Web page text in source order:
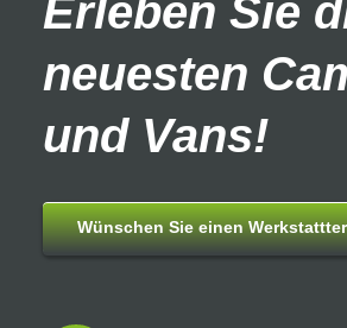
Erleben Sie
neuesten
und Vans!
Wünschen Sie einen